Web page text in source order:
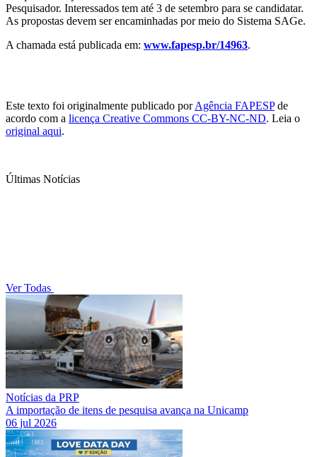
Pesquisador. Interessados tem até 3 de setembro para se candidatar.
As propostas devem ser encaminhadas por meio do Sistema SAGe.
A chamada está publicada em: www.fapesp.br/14963.
Este texto foi originalmente publicado porAgência FAPESPde
acordo com a licença Creative Commons CC-BY-NC-ND. Leia o
original aqui.
Últimas Notícias
Ver Todas
Notícias da PRP
A importação de itens de pesquisa avança na Unicamp
06 jul 2026